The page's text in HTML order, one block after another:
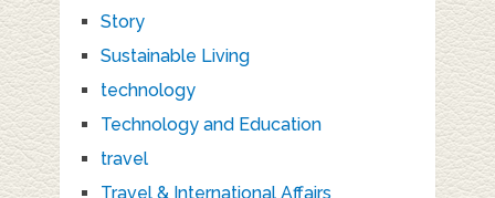
Story
Sustainable Living
technology
Technology and Education
travel
Travel & International Affairs